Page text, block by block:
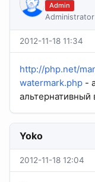
Admin
Administrator
2012-11-18 11:34
http://php.net/
watermark.php -
альтернативный
Yoko
2012-11-18 12:04